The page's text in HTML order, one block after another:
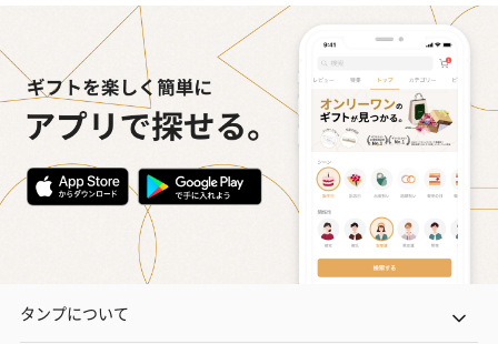
タンプについて